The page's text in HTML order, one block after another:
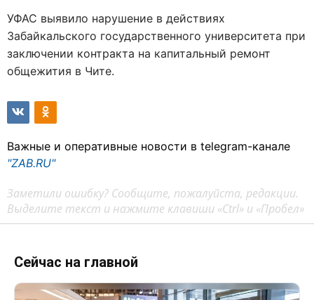
УФАС выявило нарушение в действиях
Забайкальского государственного университета при
заключении контракта на капитальный ремонт
общежития в Чите.
Важные и оперативные новости в telegram-канале
"ZAB.RU"
Заметили ошибку? Сообщите, пожалуйста, редакции.
Выделите текст и нажмите клавиши «Ctrl» и «Пробел»
Сейчас на главной